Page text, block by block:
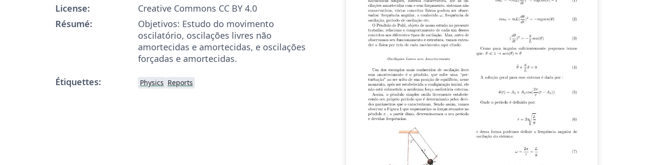
License:
Creative Commons CC BY 4.0
Résumé:
Objetivos: Estudo do movimento
oscilatório, oscilações livres não
amortecidas e amortecidas, e oscilações
forçadas e amortecidas.
Étiquettes:
Physics Reports